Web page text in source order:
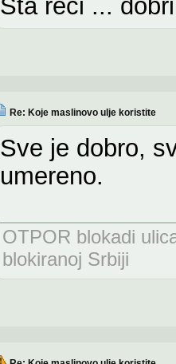
Re: Koje maslinovo ulje koristite
Sve je dobro,
umereno.
OTPOR blokadi
blokiranoj Srbiji